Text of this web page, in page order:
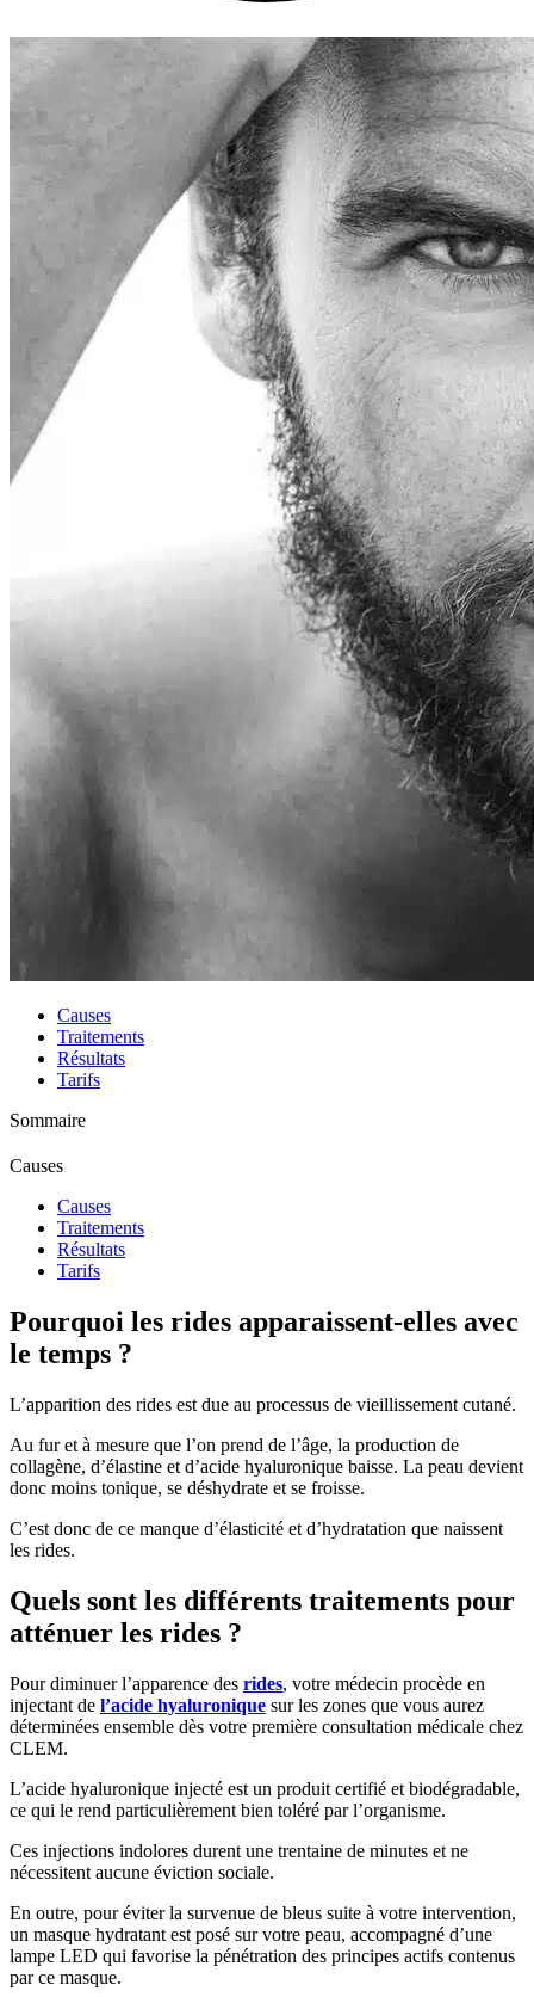
Causes
Traitements
Résultats
Tarifs
Sommaire
Causes
Causes
Traitements
Résultats
Tarifs
Pourquoi les rides apparaissent-elles avec
le temps ?
L’apparition des rides est due au processus de vieillissement cutané.
Au fur et à mesure que l’on prend de l’âge, la production de
collagène, d’élastine et d’acide hyaluronique baisse. La peau devient
donc moins tonique, se déshydrate et se froisse.
C’est donc de ce manque d’élasticité et d’hydratation que naissent
les rides.
Quels sont les différents traitements pour
atténuer les rides ?
Pour diminuer l’apparence des rides, votre médecin procède en
injectant de l’acide hyaluronique sur les zones que vous aurez
déterminées ensemble dès votre première consultation médicale chez
CLEM.
L’acide hyaluronique injecté est un produit certifié et biodégradable,
ce qui le rend particulièrement bien toléré par l’organisme.
Ces injections indolores durent une trentaine de minutes et ne
nécessitent aucune éviction sociale.
En outre, pour éviter la survenue de bleus suite à votre intervention,
un masque hydratant est posé sur votre peau, accompagné d’une
lampe LED qui favorise la pénétration des principes actifs contenus
par ce masque.